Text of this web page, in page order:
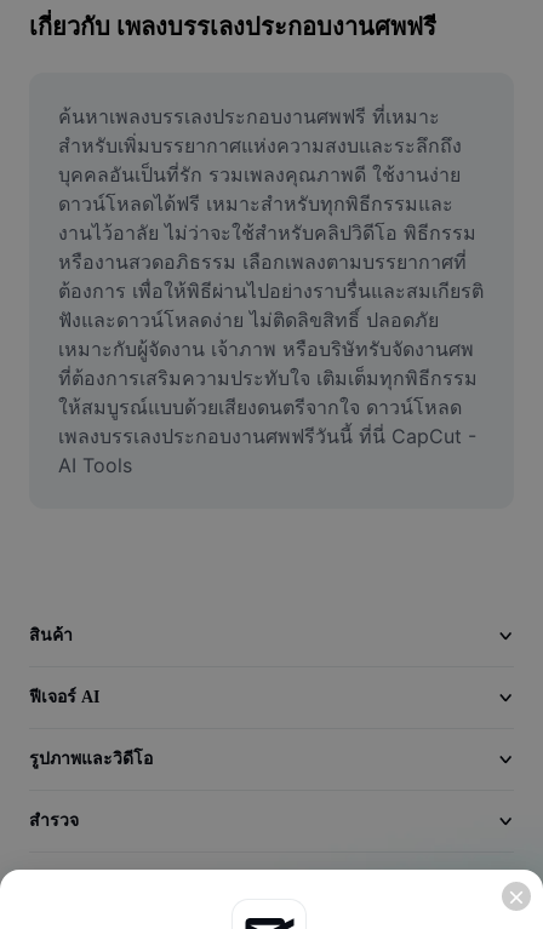
ปรับขนาดรูปภาพ
เครื่องมือสร้างมีม
AI Text Remover
AI People Remover
AI Inpainting
Face Cutout
วิดีโอ
ลบพื้นหลังวิดีโอ
เครื่องมือแปลงวิดีโอ
เกี่ยวกับ เพลงบรรเลงประกอบงานศพฟรี
ค้นหาเพลงบรรเลงประกอบงานศพฟรี ที่เหมาะ
สำหรับเพิ่มบรรยากาศแห่งความสงบและระลึกถึง
บุคคลอันเป็นที่รัก รวมเพลงคุณภาพดี ใช้งานง่าย
ดาวน์โหลดได้ฟรี เหมาะสำหรับทุกพิธีกรรมและ
งานไว้อาลัย ไม่ว่าจะใช้สำหรับคลิปวิดีโอ พิธีกรรม
หรืองานสวดอภิธรรม เลือกเพลงตามบรรยากาศที่
ต้องการ เพื่อให้พิธีผ่านไปอย่างราบรื่นและสมเกียรติ
ฟังและดาวน์โหลดง่าย ไม่ติดลิขสิทธิ์ ปลอดภัย
เหมาะกับผู้จัดงาน เจ้าภาพ หรือบริษัทรับจัดงานศพ
ที่ต้องการเสริมความประทับใจ เติมเต็มทุกพิธีกรรม
ให้สมบูรณ์แบบด้วยเสียงดนตรีจากใจ ดาวน์โหลด
เพลงบรรเลงประกอบงานศพฟรีวันนี้ ที่นี่ CapCut -
AI Tools
สินค้า
ฟีเจอร์ AI
รูปภาพและวิดีโอ
สำรวจ